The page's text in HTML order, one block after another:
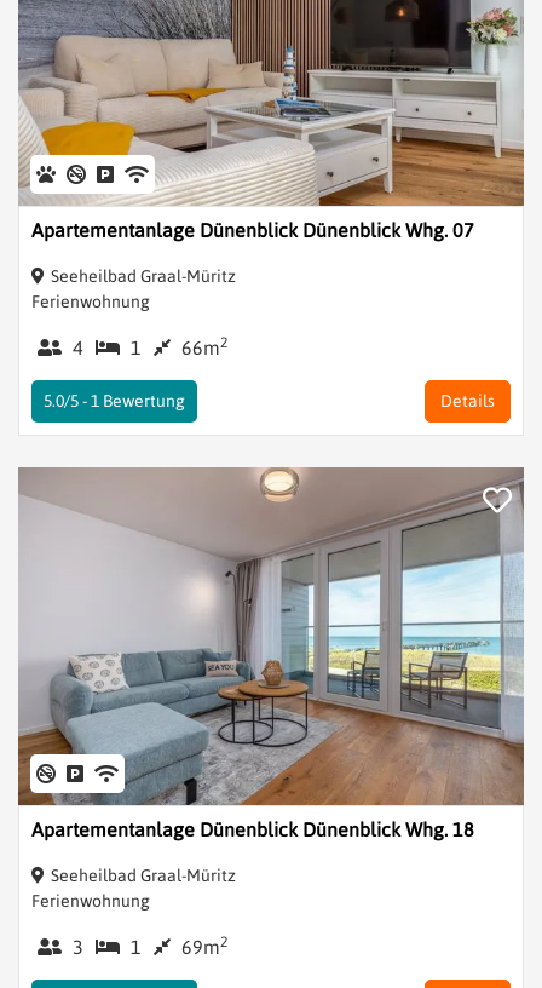
Apartementanlage Dünenblick Dünenblick Whg. 07
Seeheilbad Graal-Müritz
Ferienwohnung
4 1 66m2
Details
5.0/5 -1 Bewertung
Apartementanlage Dünenblick Dünenblick Whg. 18
Seeheilbad Graal-Müritz
Ferienwohnung
3 1 69m2